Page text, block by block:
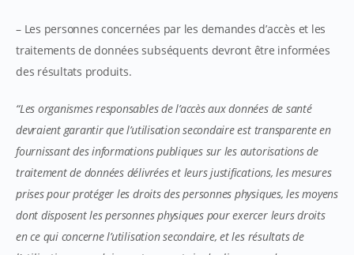
– Les personnes concernées par les demandes d’accès et les
traitements de données subséquents devront être informées
des résultats produits.
“Les organismes responsables de l’accès aux données de santé
devraient garantir que l’utilisation secondaire est transparente en
fournissant des informations publiques sur les autorisations de
traitement de données délivrées et leurs justifications, les mesures
prises pour protéger les droits des personnes physiques, les moyens
dont disposent les personnes physiques pour exercer leurs droits
en ce qui concerne l’utilisation secondaire, et les résultats de